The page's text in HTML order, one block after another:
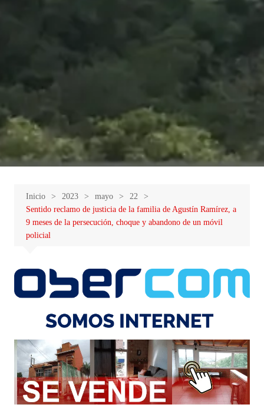
Inicio 2023 mayo
22
Sentido reclamo de justicia de la familia de Agustín Ramírez, a
9 meses de la persecución, choque y abandono de un móvil
policial